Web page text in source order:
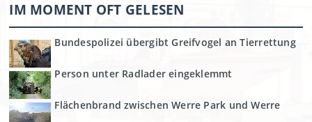
IM MOMENT OFT GELESEN
Bundespolizei übergibt Greifvogel an Tierrettung
Person unter Radlader eingeklemmt
Flächenbrand zwischen Werre Park und Werre